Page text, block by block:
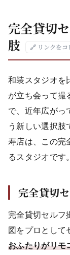
完全貸切
肢
🔗 リンクをコ
和装スタジオを
が立ち会って撮
で、近年広がっ
う新しい選択
寿店は、この完
るスタジオです。
完全貸切
完全貸切セルフ
図をプロとして
おふたりがリモ